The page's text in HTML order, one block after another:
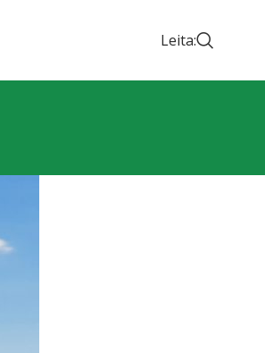
Leita: